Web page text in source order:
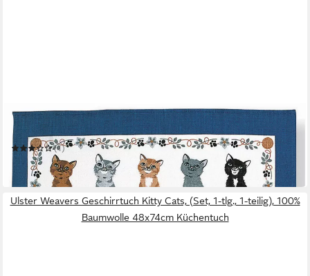
ULSTER WEAVERS
Geschirrtuch Kittens Arrived
(1)
11,95 €
in 4-5 Werktagen bei dir
Ulster Weavers Geschirrtuch Kitty Cats, (Set, 1-tlg., 1-teilig), 100%
Baumwolle 48x74cm Küchentuch